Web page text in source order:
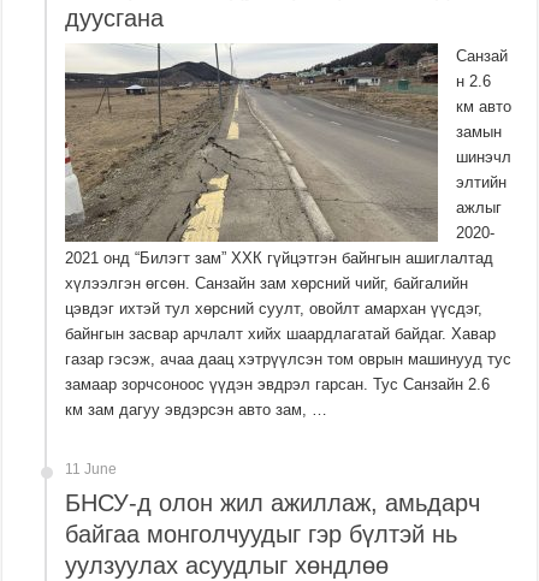
дуусгана
Санзай
н 2.6
км авто
замын
шинэчл
элтийн
ажлыг
2020-
2021 онд “Билэгт зам” ХХК гүйцэтгэн байнгын ашиглалтад
хүлээлгэн өгсөн. Санзайн зам хөрсний чийг, байгалийн
цэвдэг ихтэй тул хөрсний суулт, овойлт амархан үүсдэг,
байнгын засвар арчлалт хийх шаардлагатай байдаг. Хавар
газар гэсэж, ачаа даац хэтрүүлсэн том оврын машинууд тус
замаар зорчсоноос үүдэн эвдрэл гарсан. Тус Санзайн 2.6
км зам дагуу эвдэрсэн авто зам, …
11 June
БНСУ-д олон жил ажиллаж, амьдарч
байгаа монголчуудыг гэр бүлтэй нь
уулзуулах асуудлыг хөндлөө